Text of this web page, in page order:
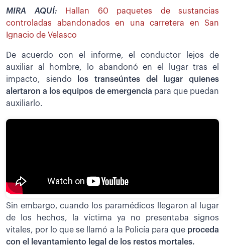
MIRA AQUÍ:
Hallan 60 paquetes de sustancias
controladas abandonados en una carretera en San
Ignacio de Velasco
De acuerdo con el informe, el conductor lejos de
auxiliar al hombre, lo abandonó en el lugar tras el
impacto, siendo
los transeúntes del lugar quienes
alertaron a los equipos de emergencia para que puedan
auxiliarlo.
Sin embargo, cuando los paramédicos llegaron al lugar
de los hechos, la víctima ya no presentaba signos
vitales, por lo que se llamó a la Policía para que proceda
con el levantamiento legal de los restos mortales.